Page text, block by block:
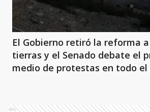
El Gobierno retiró la reforma
tierras y el Senado debate el
medio de protestas en todo el
Ads